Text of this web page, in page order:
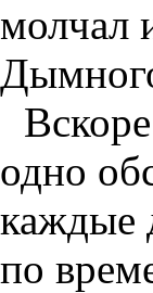
молчал
одно
каждые
по